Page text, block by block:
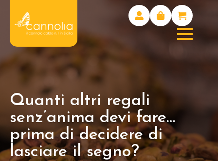
Quanti altri regali
senz’anima devi fare…
prima di decidere di
lasciare il segno?